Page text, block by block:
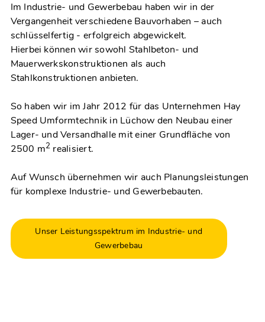
Im Industrie- und Gewerbebau haben wir in der
Vergangenheit verschiedene Bauvorhaben – auch
schlüsselfertig - erfolgreich abgewickelt.
Hierbei können wir sowohl Stahlbeton- und
Mauerwerkskonstruktionen als auch
Stahlkonstruktionen anbieten.
So haben wir im Jahr 2012 für das Unternehmen Hay
Speed Umformtechnik in Lüchow den Neubau einer
Lager- und Versandhalle mit einer Grundfläche von
2500 m2 realisiert.
Auf Wunsch übernehmen wir auch Planungsleistungen
für komplexe Industrie- und Gewerbebauten.
Unser Leistungsspektrum im Industrie- und
Gewerbebau